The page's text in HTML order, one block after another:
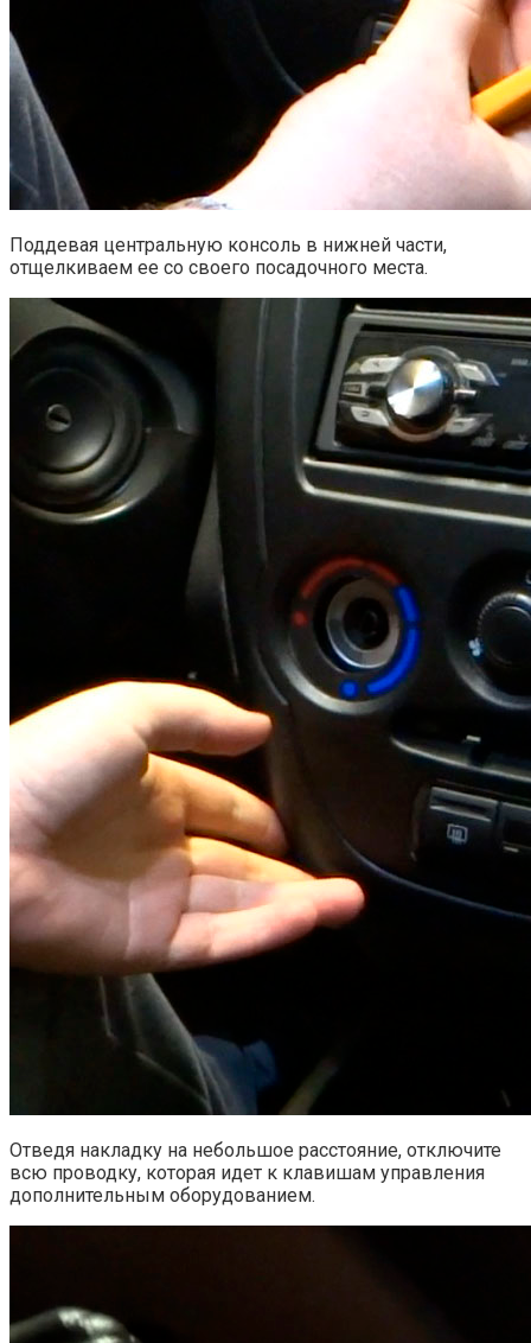
Поддевая центральную консоль в нижней части,
отщелкиваем ее со своего посадочного места.
Отведя накладку на небольшое расстояние, отключите
всю проводку, которая идет к клавишам управления
дополнительным оборудованием.